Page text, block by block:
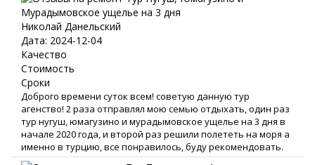
Николай Данельский
Дата: 2024-12-04
Качество
Стоимость
Сроки
Доброго времени суток всем! советую данную тур
агенство! 2 раза отправлял мою семью отдыхать, один раз
тур нугуш, юмагузино и мурадымовское ущелье на 3 дня в
начале 2020 года, и второй раз решили полететь на моря а
именно в турцию, все понравилось, буду рекомендовать.